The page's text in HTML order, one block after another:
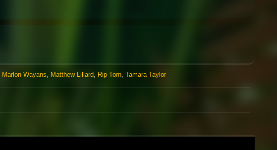
Marlon Wayans, Matthew Lillard, Rip Torn, Tamara Taylor